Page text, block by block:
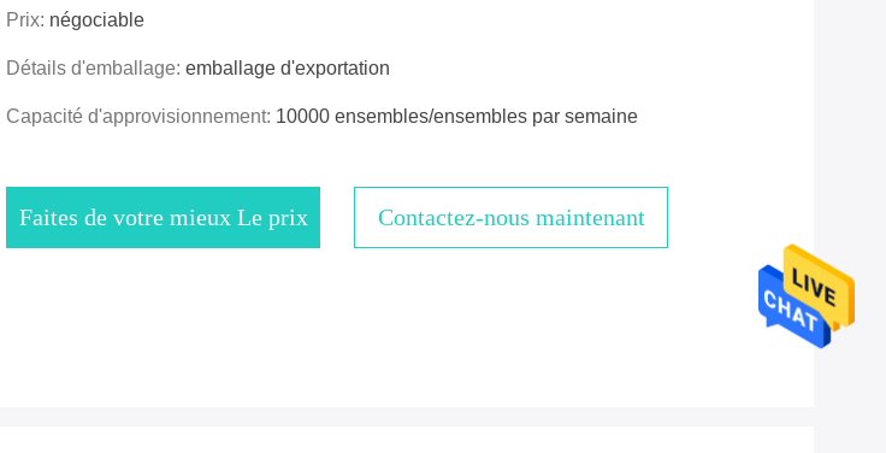
Prix: négociable
Détails d'emballage: emballage d'exportation
Capacité d'approvisionnement: 10000 ensembles/ensembles par semaine
Faites de votre mieux Le prix Contactez-nous maintenant